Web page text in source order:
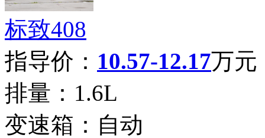
标致408
指导价： 10.57-12.17万元
排量： 1.6L
变速箱： 自动